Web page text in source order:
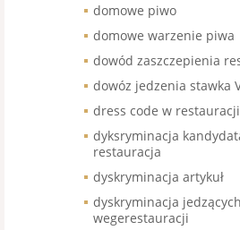
domowe piwo
domowe warzenie piwa
dowód zaszczepienia
dowóz jedzenia stawka
dress code w restauracji
dyksryminacja
restauracja
dyskryminacja artykuł
dyskryminacja
wegerestauracji